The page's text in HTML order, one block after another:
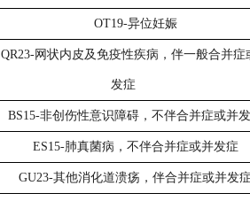
OT19-异位妊娠
QR23-网状内皮及免疫性疾病，伴一般合并症
发症
BS15-非创伤性意识障碍，不伴合并症或并
ES15-肺真菌病，不伴合并症或并发症
GU23-其他消化道溃疡，伴合并症或并发